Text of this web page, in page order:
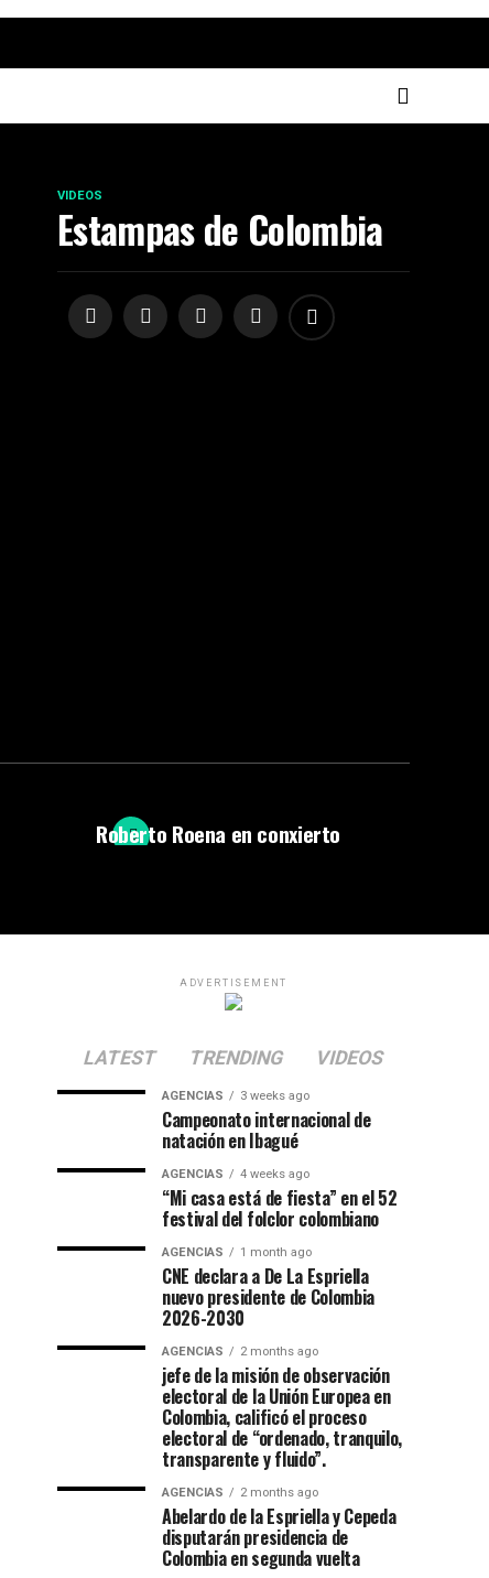
VIDEOS
Estampas de Colombia
Roberto Roena en conxierto
ADVERTISEMENT
LATEST TRENDING VIDEOS
AGENCIAS 3 weeks ago
Campeonato internacional de
natación en Ibagué
AGENCIAS 4 weeks ago
“Mi casa está de fiesta” en el 52
festival del folclor colombiano
AGENCIAS 1 month ago
CNE declara a De La Espriella
nuevo presidente de Colombia
2026-2030
AGENCIAS 2 months ago
jefe de la misión de observación
electoral de la Unión Europea en
Colombia, calificó el proceso
electoral de “ordenado, tranquilo,
transparente y fluido”.
AGENCIAS 2 months ago
Abelardo de la Espriella y Cepeda
disputarán presidencia de
Colombia en segunda vuelta